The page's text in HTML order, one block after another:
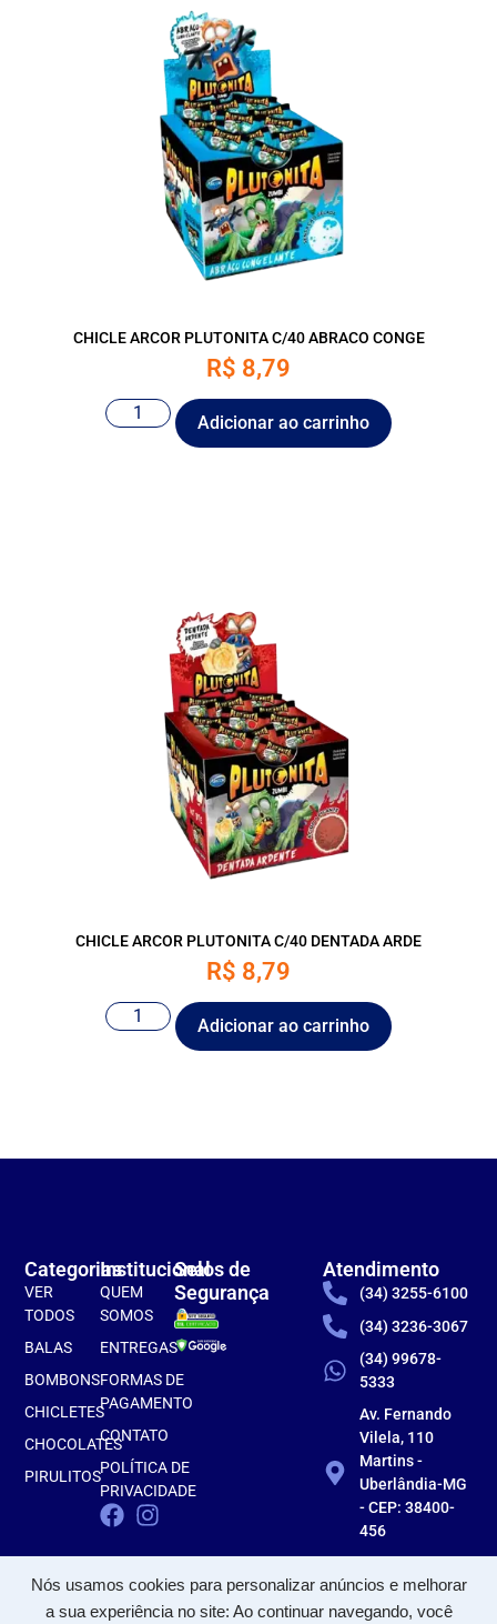
Nós usamos cookies para personalizar anúncios e melhorar
a sua experiência no site: Ao continuar navegando, você
CHICLE ARCOR PLUTONITA C/40 ABRACO CONGE
R$ 8,79
Adicionar ao carrinho
CHICLE ARCOR PLUTONITA C/40 DENTADA ARDE
R$ 8,79
Adicionar ao carrinho
Institucional
QUEM
SOMOS
ENTREGAS
FORMAS DE
PAGAMENTO
CONTATO
POLÍTICA DE
PRIVACIDADE
Categorias
VER
TODOS
BALAS
BOMBONS
CHICLETES
CHOCOLATES
PIRULITOS
Atendimento
(34) 3255-6100
(34) 3236-3067
(34) 99678-
5333
Av. Fernando
Vilela, 110
Martins -
Uberlândia-MG
- CEP: 38400-
456
Selos de
Segurança